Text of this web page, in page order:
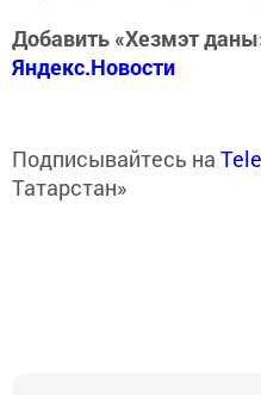
Добавить «Хезмэт
Яндекс.Новости
Подписывайтесь на
Татарстан»